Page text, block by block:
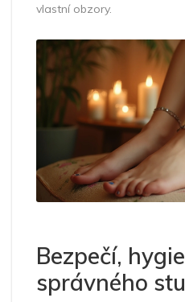
vlastní obzory.
Bezpečí,
správného